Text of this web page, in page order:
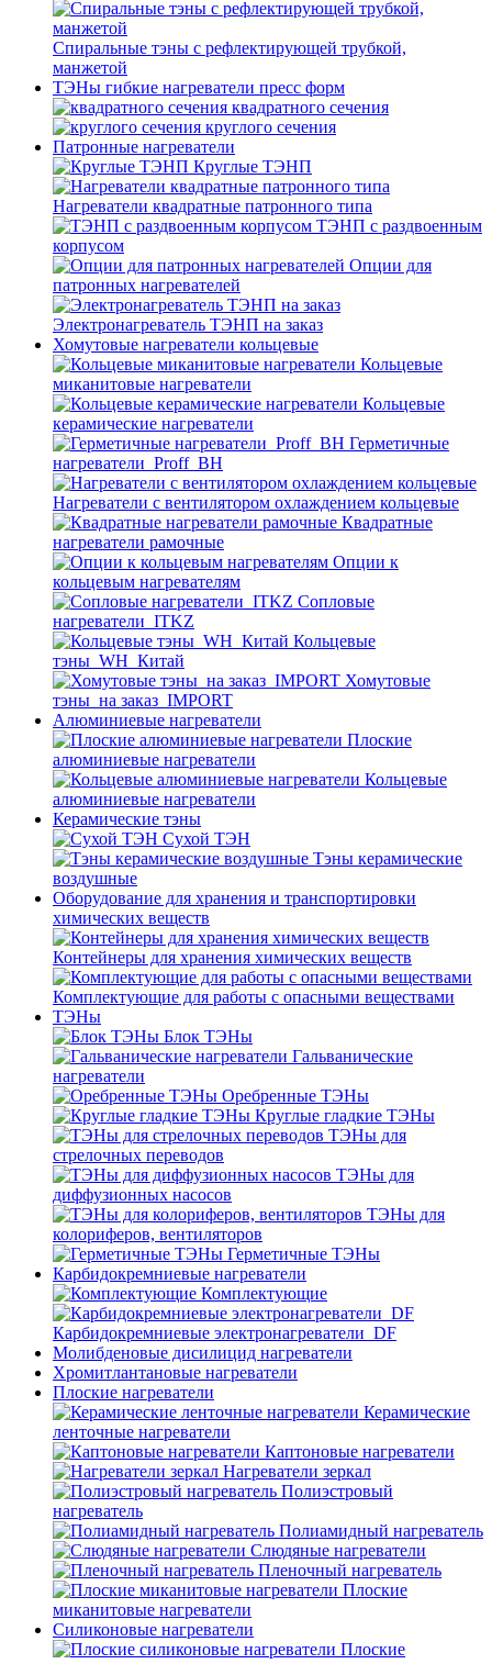
Спиральные тэны с рефлектирующей трубкой,
манжетой
ТЭНы гибкие нагреватели пресс форм
квадратного сечения
круглого сечения
Патронные нагреватели
Круглые ТЭНП
Нагреватели квадратные патронного типа
ТЭНП с раздвоенным
корпусом
Опции для
патронных нагревателей
Электронагреватель ТЭНП на заказ
Хомутовые нагреватели кольцевые
Кольцевые
миканитовые нагреватели
Кольцевые
керамические нагреватели
Герметичные
нагреватели_Proff_BH
Нагреватели с вентилятором охлаждением кольцевые
Квадратные
нагреватели рамочные
Опции к
кольцевым нагревателям
Cопловые
нагреватели_ITKZ
Кольцевые
тэны_WH_Китай
Хомутовые
тэны_на заказ_IMPORT
Алюминиевые нагреватели
Плоские
алюминиевые нагреватели
Кольцевые
алюминиевые нагреватели
Керамические тэны
Сухой ТЭН
Тэны керамические
воздушные
Оборудование для хранения и транспортировки
химических веществ
Контейнеры для хранения химических веществ
Комплектующие для работы с опасными веществами
ТЭНы
Блок ТЭНы
Гальванические
нагреватели
Оребренные ТЭНы
Круглые гладкие ТЭНы
ТЭНы для
стрелочных переводов
ТЭНы для
диффузионных насосов
ТЭНы для
колориферов, вентиляторов
Герметичные ТЭНы
Карбидокремниевые нагреватели
Комплектующие
Карбидокремниевые электронагреватели_DF
Молибденовые дисилицид нагреватели
Хромитлантановые нагреватели
Плоские нагреватели
Керамические
ленточные нагреватели
Каптоновые нагреватели
Нагреватели зеркал
Полиэстровый
нагреватель
Полиамидный нагреватель
Слюдяные нагреватели
Пленочный нагреватель
Плоские
миканитовые нагреватели
Силиконовые нагреватели
Плоские